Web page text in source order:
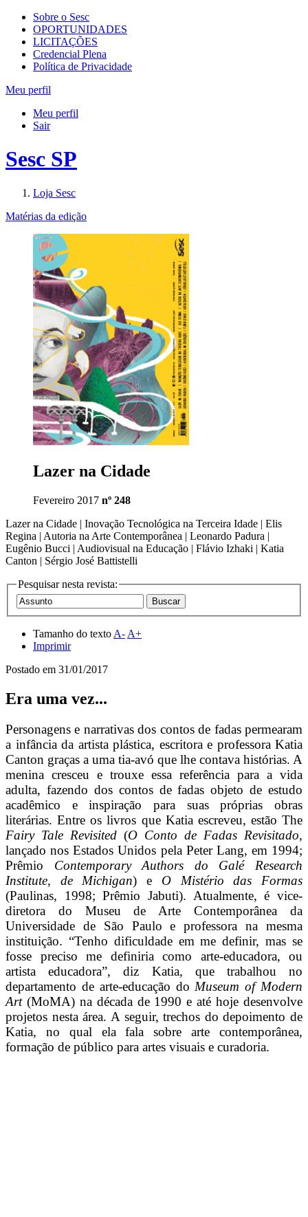
Sobre o Sesc
OPORTUNIDADES
LICITAÇÕES
Credencial Plena
Política de Privacidade
Meu perfil
Meu perfil
Sair
Sesc SP
Loja Sesc
Matérias da edição
Lazer na Cidade
Fevereiro 2017 nº 248
Lazer na Cidade | Inovação Tecnológica na Terceira Idade | Elis
Regina | Autoria na Arte Contemporânea | Leonardo Padura |
Eugênio Bucci | Audiovisual na Educação | Flávio Izhaki | Katia
Canton | Sérgio José Battistelli
Pesquisar nesta revista:
Tamanho do texto A- A+
Imprimir
Postado em 31/01/2017
Era uma vez...
Personagens e narrativas dos contos de fadas permearam
a infância da artista plástica, escritora e professora Katia
Canton graças a uma tia-avó que lhe contava histórias. A
menina cresceu e trouxe essa referência para a vida
adulta, fazendo dos contos de fadas objeto de estudo
acadêmico e inspiração para suas próprias obras
literárias. Entre os livros que Katia escreveu, estão The
Fairy Tale Revisited (O Conto de Fadas Revisitado,
lançado nos Estados Unidos pela Peter Lang, em 1994;
Prêmio Contemporary Authors do Galé Research
Institute, de Michigan) e O Mistério das Formas
(Paulinas, 1998; Prêmio Jabuti). Atualmente, é vice-
diretora do Museu de Arte Contemporânea da
Universidade de São Paulo e professora na mesma
instituição. “Tenho dificuldade em me definir, mas se
fosse preciso me definiria como arte-educadora, ou
artista educadora”, diz Katia, que trabalhou no
departamento de arte-educação do Museum of Modern
Art(MoMA) na década de 1990 e até hoje desenvolve
projetos nesta área. A seguir, trechos do depoimento de
Katia, no qual ela fala sobre arte contemporânea,
formação de público para artes visuais e curadoria.